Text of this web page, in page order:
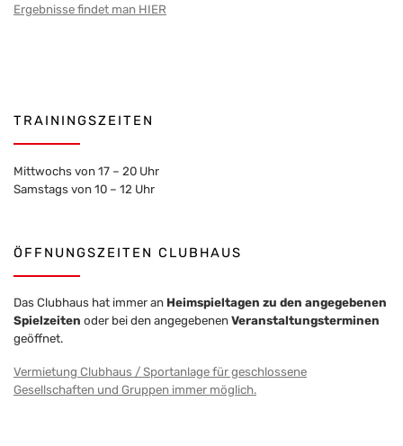
Ergebnisse findet man HIER
TRAININGSZEITEN
Mittwochs von 17 – 20 Uhr
Samstags von 10 – 12 Uhr
ÖFFNUNGSZEITEN CLUBHAUS
Das Clubhaus hat immer an Heimspieltagen zu den angegebenen
Spielzeiten oder bei den angegebenenVeranstaltungsterminen
geöffnet.
Vermietung Clubhaus / Sportanlage für geschlossene
Gesellschaften und Gruppen immer möglich.